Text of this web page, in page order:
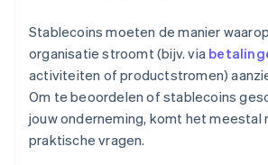
Stablecoins moeten de manier
organisatie stroomt (bijv. via
activiteiten of productstromen)
Om te beoordelen of stablecoins
jouw onderneming, komt het meestal
praktische vragen.